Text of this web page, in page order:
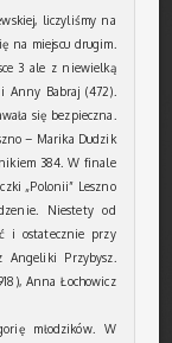
liczyliśmy na
na miejscu drugim.
3 ale z niewielką
Anny Babraj (472).
się bezpieczna.
– Marika Dudzik
384. W finale
„Polonii” Leszno
Niestety od
i ostatecznie przy
Angeliki Przybysz.
Anna Łochowicz
młodzików. W